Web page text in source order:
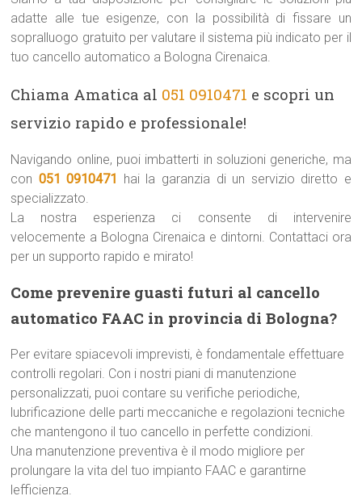
adatte alle tue esigenze, con la possibilità di fissare un
sopralluogo gratuito per valutare il sistema più indicato per il
tuo cancello automatico a Bologna Cirenaica.
Chiama Amatica al 051 0910471 e scopri un
servizio rapido e professionale!
Navigando online, puoi imbatterti in soluzioni generiche, ma
con 051 0910471 hai la garanzia di un servizio diretto e
specializzato.
La nostra esperienza ci consente di intervenire
velocemente a Bologna Cirenaica e dintorni. Contattaci ora
per un supporto rapido e mirato!
Come prevenire guasti futuri al cancello
automatico FAAC in provincia di Bologna?
Per evitare spiacevoli imprevisti, è fondamentale effettuare
controlli regolari. Con i nostri piani di manutenzione
personalizzati, puoi contare su verifiche periodiche,
lubrificazione delle parti meccaniche e regolazioni tecniche
che mantengono il tuo cancello in perfette condizioni.
Una manutenzione preventiva è il modo migliore per
prolungare la vita del tuo impianto FAAC e garantirne
lefficienza.